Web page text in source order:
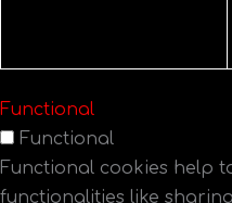
Functional
Functional
Functional cookies help
functionalities like